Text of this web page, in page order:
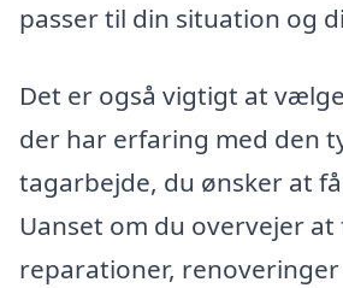
passer til din situation og
Det er også vigtigt at
der har erfaring med den
tagarbejde, du ønsker at
Uanset om du overvejer at
reparationer,